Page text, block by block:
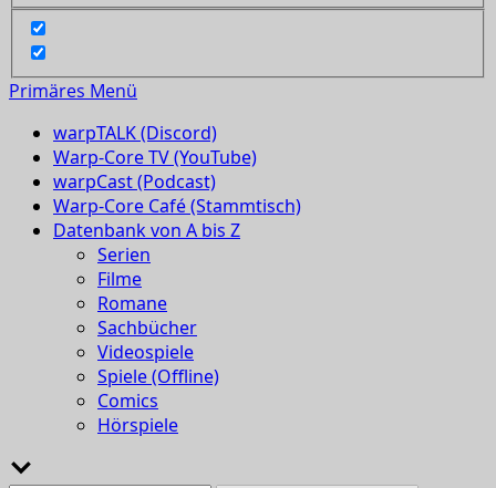
Primäres Menü
warpTALK (Discord)
Warp-Core TV (YouTube)
warpCast (Podcast)
Warp-Core Café (Stammtisch)
Datenbank von A bis Z
Serien
Filme
Romane
Sachbücher
Videospiele
Spiele (Offline)
Comics
Hörspiele